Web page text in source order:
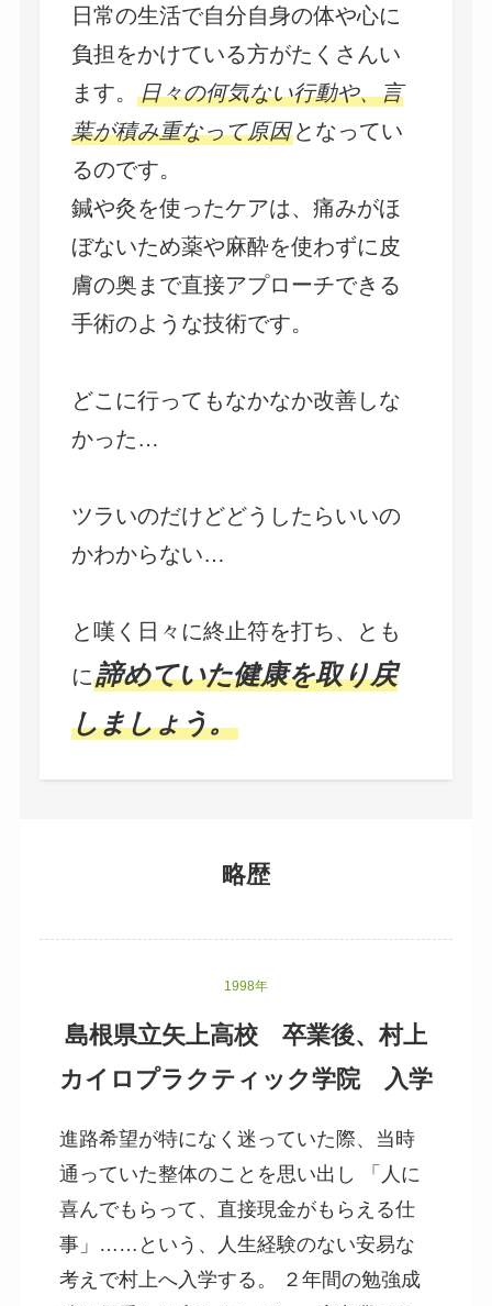
日常の生活で自分自身の体や心に
負担をかけている方がたくさんい
ます。日々の何気ない行動や、言
葉が積み重なって原因 となってい
るのです。
鍼や灸を使ったケアは、痛みがほ
ぼないため薬や麻酔を使わずに皮
膚の奥まで直接アプローチできる
手術のような技術です。
どこに行ってもなかなか改善しな
かった…
ツラいのだけどどうしたらいいの
かわからない…
と嘆く日々に終止符を打ち、とも
に諦めていた健康を取り戻
しましょう。
略歴
1998年
島根県立矢上高校 卒業後、村上
カイロプラクティック学院 入学
進路希望が特になく迷っていた際、当時
通っていた整体のことを思い出し 「人に
喜んでもらって、直接現金がもらえる仕
事」……という、人生経験のない安易な
考えで村上へ入学する。 ２年間の勉強成